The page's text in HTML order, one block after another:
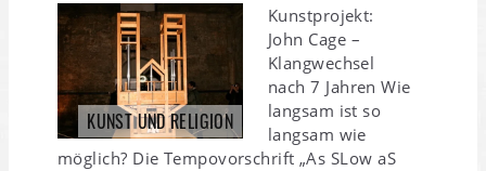
KUNST UND RELIGION
Kunstprojekt:
John Cage –
Klangwechsel
nach 7 Jahren Wie
langsam ist so
langsam wie
möglich? Die Tempovorschrift „As SLow aS